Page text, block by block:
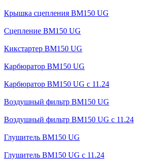
Крышка сцепления BM150 UG
Сцепление BM150 UG
Кикстартер BM150 UG
Карбюратор BM150 UG
Карбюратор BM150 UG с 11.24
Воздушный фильтр BM150 UG
Воздушный фильтр BM150 UG c 11.24
Глушитель BM150 UG
Глушитель BM150 UG с 11.24